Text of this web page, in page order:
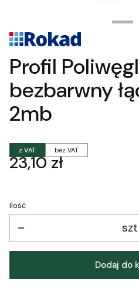
Profil
bezbarwny
2mb
z VAT bez VAT
Cena
23,10 zł
Ilość
szt
Dodaj do